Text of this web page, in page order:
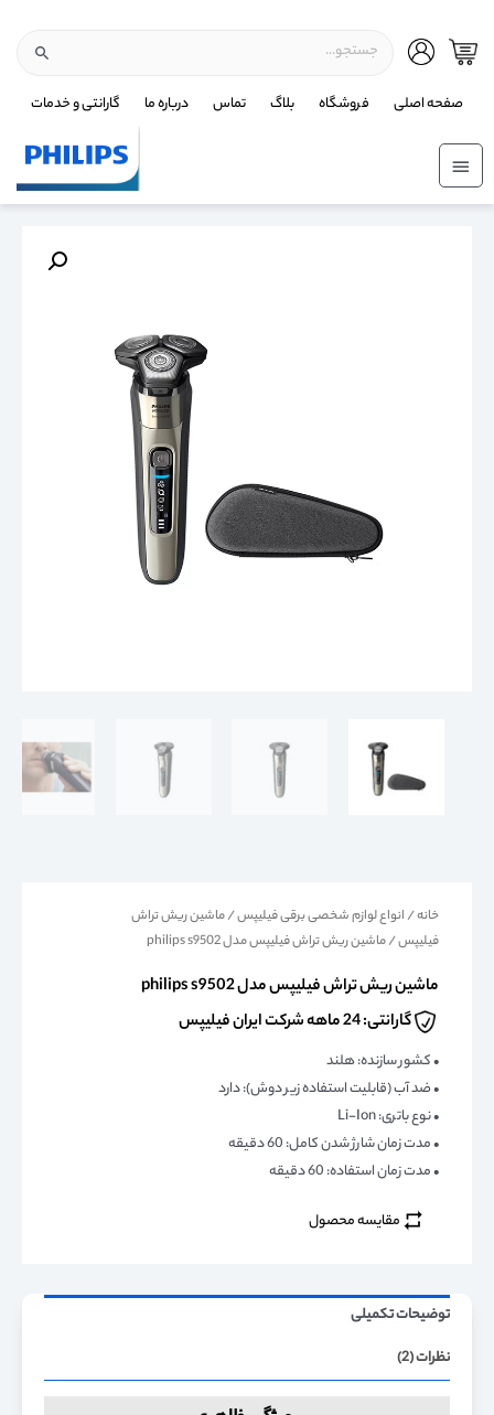
صفحه اصلی فروشگاه بلاگ تماس درباره ما گارانتی و خدمات
خانه/ انواع لوازم شخصی برقی فیلیپس/ماشین ریش تراش
فیلیپس/ ماشین ریش تراش فیلیپس مدل philips s9502
ماشین ریش تراش فیلیپس مدل philips s9502
گارانتی: 24 ماهه شرکت ایران فیلیپس
• کشور سازنده: هلند
• ضد آب (قابلیت استفاده زیر دوش): دارد
• نوع باتری: Li-Ion
• مدت زمان شارژ شدن کامل: 60 دقیقه
• مدت زمان استفاده: 60 دقیقه
مقایسه محصول
توضیحات تکمیلی
نظرات (2)